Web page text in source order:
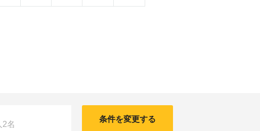
2名
条件を変更する